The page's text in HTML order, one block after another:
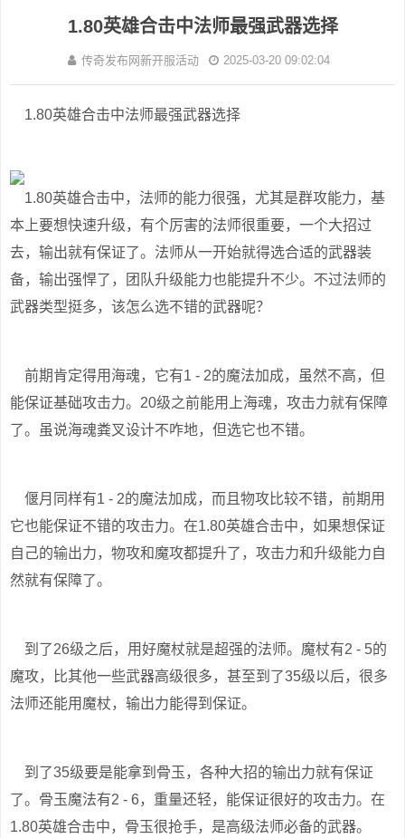
1.80英雄合击中法师最强武器选择
传奇发布网新开服活动 2025-03-20 09:02:04
1.80英雄合击中法师最强武器选择
1.80英雄合击中，法师的能力很强，尤其是群攻能力，基
本上要想快速升级，有个厉害的法师很重要，一个大招过
去，输出就有保证了。法师从一开始就得选合适的武器装
备，输出强悍了，团队升级能力也能提升不少。不过法师的
武器类型挺多，该怎么选不错的武器呢？
前期肯定得用海魂，它有1 - 2的魔法加成，虽然不高，但
能保证基础攻击力。20级之前能用上海魂，攻击力就有保障
了。虽说海魂粪叉设计不咋地，但选它也不错。
偃月同样有1 - 2的魔法加成，而且物攻比较不错，前期用
它也能保证不错的攻击力。在1.80英雄合击中，如果想保证
自己的输出力，物攻和魔攻都提升了，攻击力和升级能力自
然就有保障了。
到了26级之后，用好魔杖就是超强的法师。魔杖有2 - 5的
魔攻，比其他一些武器高级很多，甚至到了35级以后，很多
法师还能用魔杖，输出力能得到保证。
到了35级要是能拿到骨玉，各种大招的输出力就有保证
了。骨玉魔法有2 - 6，重量还轻，能保证很好的攻击力。在
1.80英雄合击中，骨玉很抢手，是高级法师必备的武器。